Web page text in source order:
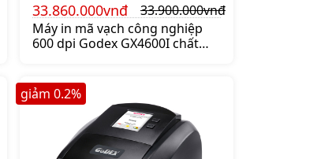
33.860.000vnđ
33.900.000vnđ
Máy in mã vạch công nghiệp
600 dpi Godex GX4600I chất
Mua máy in Godex GX4600I
chính hãng lên ngay shoppos.
giảm 0.2%